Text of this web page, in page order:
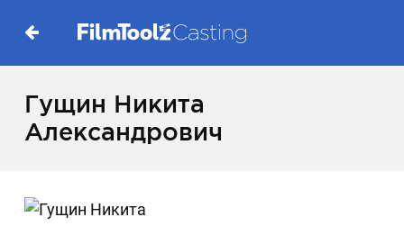
Гущин Никита
Александрович